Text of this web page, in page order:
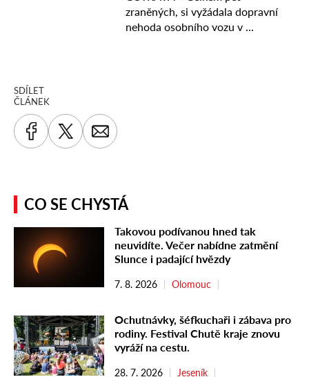
SDÍLET
ČLÁNEK
CO SE CHYSTÁ
Takovou podívanou hned tak
neuvidíte. Večer nabídne zatmění
Slunce i padající hvězdy
7. 8. 2026 Olomouc
Ochutnávky, šéfkuchaři i zábava pro
rodiny. Festival Chutě kraje znovu
vyráží na cestu.
28. 7. 2026 Jeseník